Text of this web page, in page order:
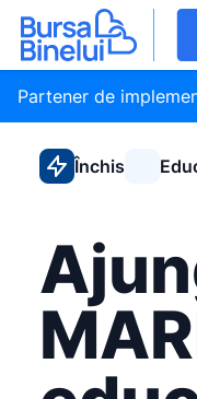
Partener de
Închis